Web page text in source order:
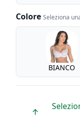
Colore Seleziona
Colore
BIANCO